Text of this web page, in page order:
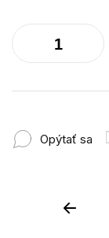
Opýtať sa
Previous